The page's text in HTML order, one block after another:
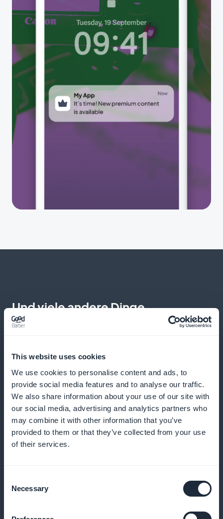
This website uses cookies
We use cookies to personalise content and ads, to
provide social media features and to analyse our traffic.
We also share information about your use of our site with
our social media, advertising and analytics partners who
may combine it with other information that you’ve
provided to them or that they’ve collected from your use
of their services.
Selection
Necessary
Und viele andere Dinge
Detaillierte Analysen von Abonnements
Verfolgen Sie genau, wie sich Ihre Abonnements
entwickeln, und passen Sie Ihre Strategien
Anwendung sichtbar ist